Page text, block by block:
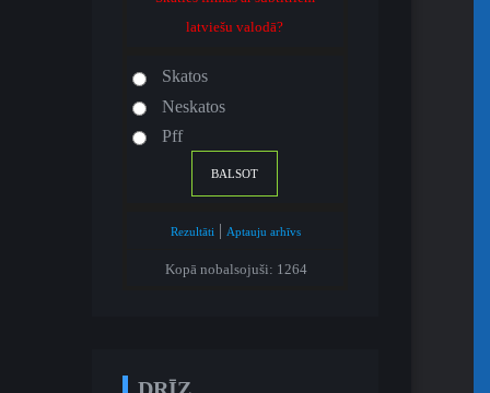
latviešu valodā?
Skatos
Neskatos
Pff
Rezultāti | Aptauju arhīvs
Kopā nobalsojuši: 1264